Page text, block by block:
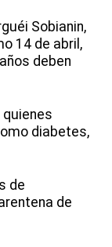
Sobianin,
14 de abril,
deben
diabetes,
de
de